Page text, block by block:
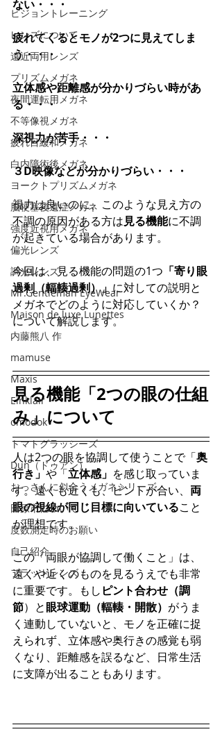
ビジョントレーニング
レンズについて
遠近両用レンズ
プリズムメガネ
夜間運転用メガネ
不等像視メガネ
疲れ目緩和メガネ
白内障術後メガネ
ヨークトプリズムメガネ
脳梗塞後遺症メガネ
強度近視用メガネ
偏光レンズ
調光レンズ
Mr.Gentleman EyeWear
Maison de luxe Lunettes
内藤熊八 作
mamuse
Maxis
Einklair
omodok
トマトグラッシーズ
Dun（ドゥアン）
おっさんに似合うメガネシリーズ
田原市について
度数測定時のお願い
自己紹介
フラットレンズ
ない・・・
疲れてくるとモノが2つに見えてしま
う・・・
立体感や距離感が分かりづらい時があ
る・・・
深視力が苦手・・・
３D映像などが分かりづらい・・・
視力は良いのに、このような見え方の
不調の原因がある方は見る機能に不調
が起きている場合があります。
今回は、見る機能の問題の1つ 「寄り眼
過剰（輻輳過剰）」に対しての説明と
メガネでどのように対応していくか？
について解説します。
見る機能「2つの眼の仕組
み」について
人は2つの眼を協調して使うことで「奥
行き」や「立体感」 を感じ取っていま
す。遠くも近くも、ピントが合い、 両
眼の視線が同じ目標に向いていること
が理想です。
この「両眼が協調して働くこと」は、
遠くや近くのものを見るうえでも非常
に重要です。もし ピント合わせ（調
節）と眼球運動（輻輳・開散） がうま
く連動していないと、モノを正確に捉
えられず、立体感や奥行きの感覚も弱
くなり、距離感を誤るなど、日常生活
に支障が出ることもあります。